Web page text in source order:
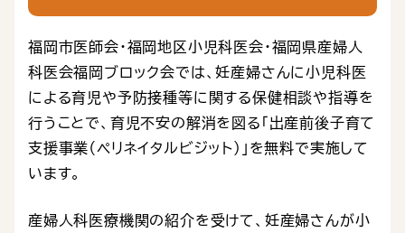
福岡市医師会・福岡地区小児科医会・福岡県産婦人
科医会福岡ブロック会では、妊産婦さんに小児科医
による育児や予防接種等に関する保健相談や指導を
行うことで、育児不安の解消を図る「出産前後子育て
支援事業（ペリネイタルビジット）」を無料で実施して
います。
産婦人科医療機関の紹介を受けて、妊産婦さんが小